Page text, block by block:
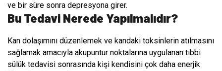
ve bir süre sonra depresyona girer.
Bu Tedavi Nerede Yapılmalıdır?
Kan dolaşımını düzenlemek ve kandaki toksinlerin atılmasını
sağlamak amacıyla akupuntur noktalarına uygulanan tıbbi
sülük tedavisi sonrasında kişi kendisini çok daha enerjik